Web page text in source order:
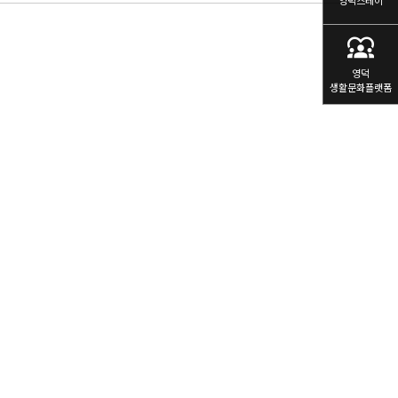
diversity_1
영덕
생활문화플랫폼